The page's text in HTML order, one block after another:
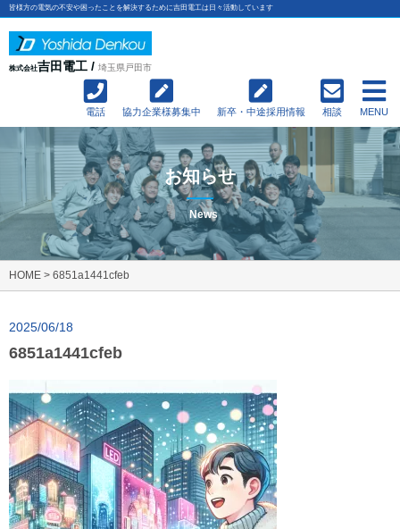
皆様方の電気の不安や困ったことを解決するために吉田電工は日々活動しています
株式会社吉田電工 / 埼玉県戸田市
電話 協力企業様募集中 新卒・中途採用情報 相談 MENU
お知らせ
News
HOME > 6851a1441cfeb
2025/06/18
6851a1441cfeb